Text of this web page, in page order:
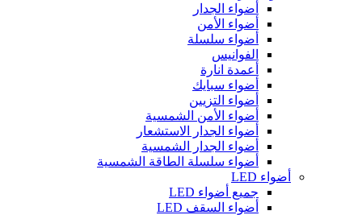
أضواء الجدار
أضواء الأمن
أضواء سلسلة
الفوانيس
أعمدة انارة
أضواء سبايك
أضواء التزيين
أضواء الأمن الشمسية
أضواء الجدار الاستشعار
أضواء الجدار الشمسية
أضواء سلسلة الطاقة الشمسية
أضواء LED
جميع أضواء LED
أضواء السقف LED